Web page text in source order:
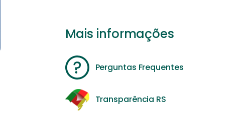
Mais informações
Perguntas Frequentes
Transparência RS